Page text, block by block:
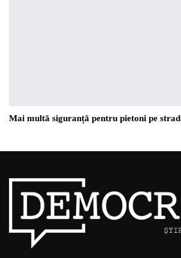
Mai multă siguranță pentru pietoni pe